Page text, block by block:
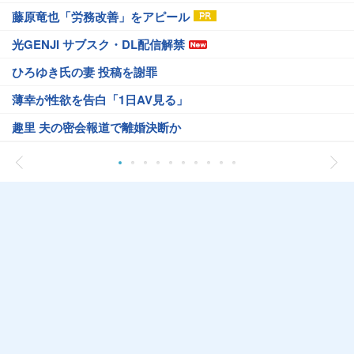
藤原竜也「労務改善」をアピール
光GENJI サブスク・DL配信解禁
ひろゆき氏の妻 投稿を謝罪
薄幸が性欲を告白「1日AV見る」
趣里 夫の密会報道で離婚決断か